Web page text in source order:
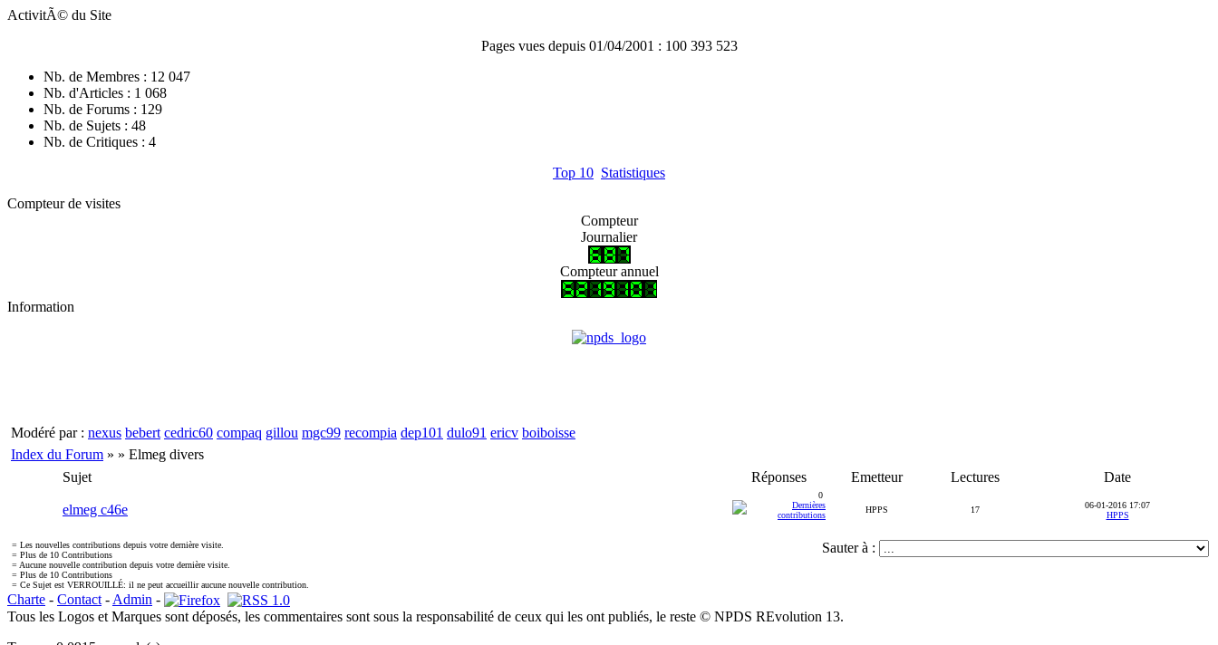
ActivitÃ© du Site
Pages vues depuis 01/04/2001 : 100 393 523
Nb. de Membres : 12 047
Nb. d'Articles : 1 068
Nb. de Forums : 129
Nb. de Sujets : 48
Nb. de Critiques : 4
Top 10 Statistiques
Compteur de visites
Compteur
Journalier
Compteur annuel
Information
Modéré par : nexus bebert cedric60 compaq gillou mgc99 recompia dep101 dulo91 ericv boiboisse
Index du Forum » » Elmeg divers
Sujet
Réponses Emetteur Lectures Date
elmeg c46e
0
HPPS
17
06-01-2016 17:07
HPPS
= Les nouvelles contributions depuis votre dernière visite.
= Plus de 10 Contributions
= Aucune nouvelle contribution depuis votre dernière visite.
= Plus de 10 Contributions
= Ce Sujet est VERROUILLÉ: il ne peut accueillir aucune nouvelle contribution.
Sauter à :
Charte - Contact - Admin -
Tous les Logos et Marques sont déposés, les commentaires sont sous la responsabilité de ceux qui les ont publiés, le reste © NPDS REvolution 13.